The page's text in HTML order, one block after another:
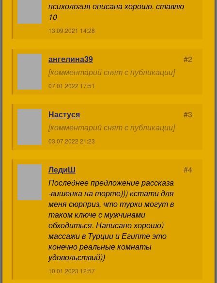
психология описана хорошо. ставлю
10
13.09.2021 14:28
ангелина39
#2
[комментарий снят с публикации]
07.01.2022 17:51
Настуся
#3
[комментарий снят с публикации]
03.07.2022 21:23
ЛедиШ
#4
Последнее предложение рассказа
-вишенка на торте))) кстати для
меня сюрприз, что турки могут в
таком ключе с мужчинами
обходиться. Написано хорошо)
массажи в Турции и Египте это
конечно реальные комнаты
удовольствий))
10.01.2023 12:57